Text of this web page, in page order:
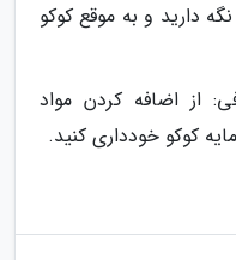
دارید و به موقع کوکو
از اضافه کردن مواد
کوکو خودداری کنید.